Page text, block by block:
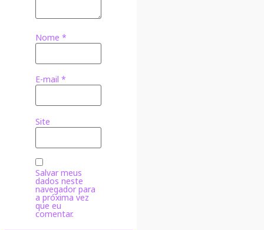
Nome *
E-mail *
Site
Salvar meus
dados neste
navegador para
a próxima vez
que eu
comentar.